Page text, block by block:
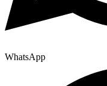
WhatsApp